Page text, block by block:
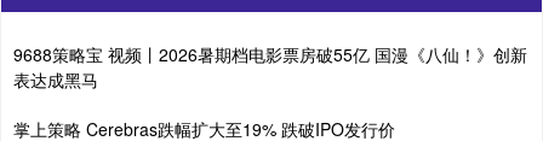
9688策略宝 视频丨2026暑期档电影票房破55亿 国漫《八仙！》创新
表达成黑马
掌上策略 Cerebras跌幅扩大至19% 跌破IPO发行价